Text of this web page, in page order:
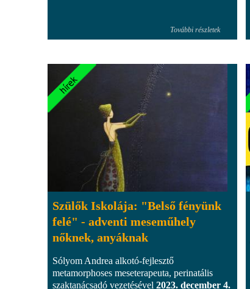
További részletek
Szülők Iskolája: "Belső fényünk
felé" - adventi meseműhely
nőknek, anyáknak
Sólyom Andrea alkotó-fejlesztő
metamorphoses meseterapeuta, perinatális
szaktanácsadó vezetésével 2023. december 4.